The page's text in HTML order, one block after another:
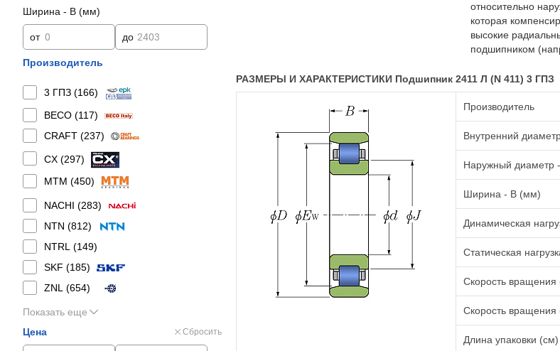
Ширина - B (мм)
от до
Производитель
3 ГПЗ (166)
BECO (117)
CRAFT (237)
CX (297)
MTM (450)
NACHI (283)
NTN (812)
NTRL (149)
SKF (185)
ZNL (654)
Показать еще
Цена
Сбросить
относительно
которая
высокие
подшипником
РАЗМЕРЫ И ХАРАКТЕРИСТИКИ Подшипник 2411 Л (N 411) 3 ГПЗ
Производитель
Внутренний
Наружный диаметр
Ширина - B (мм)
Динамическая
Статическая
Скорость вращения
Скорость вращения
Длина упаковки (см)